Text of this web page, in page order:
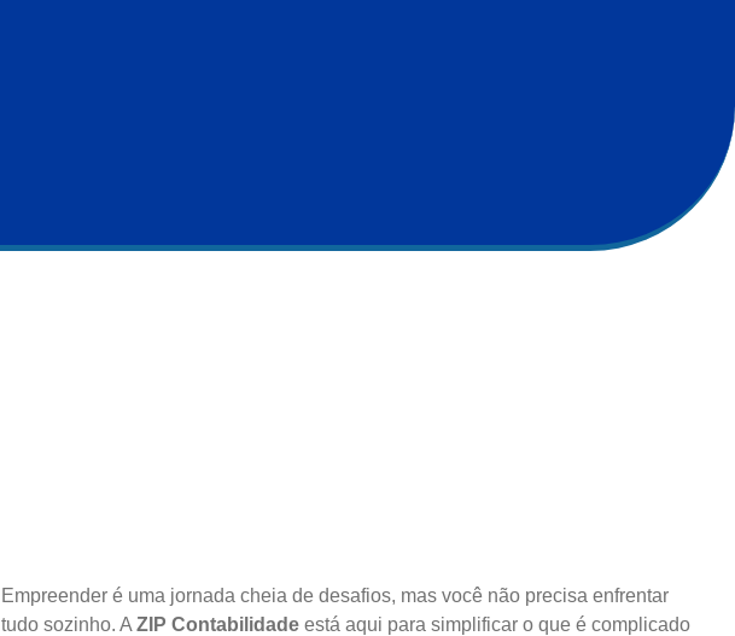
Empreender é uma jornada cheia de desafios, mas você não precisa enfrentar
tudo sozinho. A ZIP Contabilidade está aqui para simplificar o que é complicado